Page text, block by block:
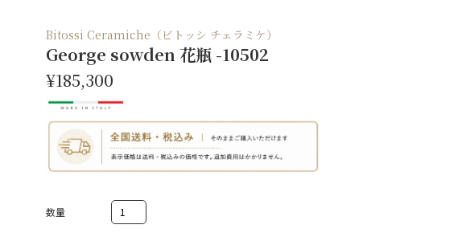
Bitossi Ceramiche（ビトッシ チェラミケ）
George sowden 花瓶 -10502
¥185,300
George
sowden
花